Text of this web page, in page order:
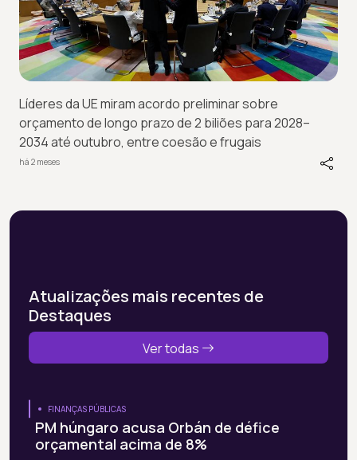
Líderes da UE miram acordo preliminar sobre
orçamento de longo prazo de 2 biliões para 2028–
2034 até outubro, entre coesão e frugais
há 2 meses
Atualizações mais recentes de
Destaques
Ver todas
FINANÇAS PÚBLICAS
PM húngaro acusa Orbán de défice
orçamental acima de 8%